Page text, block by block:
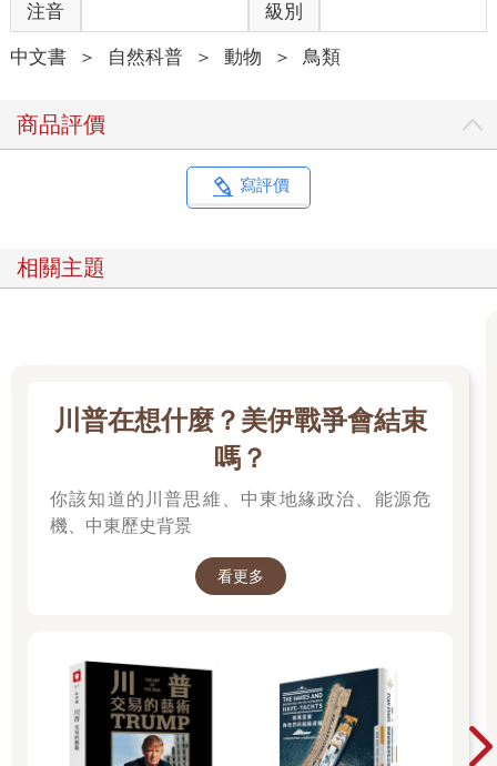
注音 級別
中文書 ＞ 自然科普 ＞ 動物 ＞ 鳥類
商品評價
寫評價
相關主題
川普在想什麼？美伊戰爭會結束
嗎？
你該知道的川普思維、中東地緣政治、能源危
機、中東歷史背景
看更多